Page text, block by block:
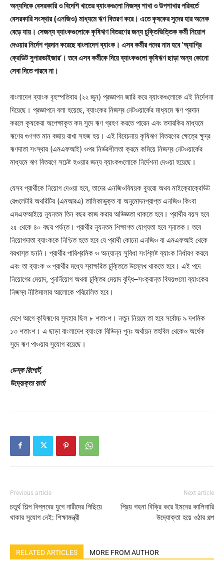
অন্যদিকে বেসরকারি ও বিদেশি খাতের ব্যাংকগুলো নিজস্ব শাখা ও উপশাখার পরিবর্তে
বেসরকারি সংস্থার (এনজিও) মাধ্যমে ঋণ বিতরণ করে। এতে কৃষকের সুদের হার অনেক
বেড়ে যায়। সেজন্য ব্যাংকগুলোকে কৃষিঋণ বিতরণের জন্য চুক্তিভিত্তিক কর্মী নিয়োগ
দেওয়ার নির্দেশ প্রদান করেছে বাংলাদেশ ব্যাংক। এসব কর্মীর পদের নাম হবে ‘অ্যাগ্রি
ক্রেডিট সুপারভাইজার’। তবে এসব কর্মীকে দিয়ে ব্যাংকগুলো কৃষিঋণ ছাড়া অন্য কোনো
সেবা দিতে পারবে না।
বাংলাদেশ ব্যাংক বৃহস্পতিবার (২২ জুন) প্রজ্ঞাপন জারি করে ব্যাংকগুলোকে এই নির্দেশনা
দিয়েছে। প্রজ্ঞাপনে বলা হয়েছে, ব্যাংকের নিজস্ব নেটওয়ার্কের মাধ্যমে ঋণ প্রদান
করলে কৃষকেরা অপেক্ষাকৃত কম সুদে ঋণ গ্রহণ করতে পারেন এবং তদারকির মাধ্যমে
ঋণের গুণগত মান বজায় রাখা সহজ হয়। এই বিবেচনায় কৃষিঋণ বিতরণের ক্ষেত্রে ক্ষুদ্র
ঋণদাতা সংস্থার (এমএফআই) ওপর নির্ভরশীলতা ক্রমে কমিয়ে নিজস্ব নেটওয়ার্কের
মাধ্যমে ঋণ বিতরণে সচেষ্ট হওয়ার জন্য ব্যাংকগুলোকে নির্দেশনা দেওয়া হয়েছে।
যেসব প্রার্থীকে নিয়োগ দেওয়া হবে, তাদের এনজিওবিষয়ক ব্যুরো অথব মাইক্রোক্রেডিট
রেগুলেটরি অথরিটির (এমআরএ) তালিকাভুক্ত বা অনুমোদনপ্রাপ্ত এনজিও কিংবা
এমএফআইয়ে ন্যূনতম তিন বছর কাজ করার অভিজ্ঞতা থাকতে হবে। প্রার্থীর বয়স হবে
২৫ থেকে ৪০ বছর পর্যন্ত। প্রার্থীর ন্যূনতম শিক্ষাগত যোগ্যতা হবে স্নাতক। তবে
নিয়োগদাতা ব্যাংককে নিশ্চিত হতে হবে যে প্রার্থী কোনো এনজিও বা এমএফআই থেকে
বরখাস্ত হননি। প্রার্থীর পারিশ্রমিক ও অন্যান্য সুবিধা সংশ্লিষ্ট ব্যাংক নির্ধারণ করবে
এবং তা ব্যাংক ও প্রার্থীর মধ্যে স্বাক্ষরিত চুক্তিতে উল্লেখ থাকতে হবে। এই পদে
নিয়োগের মেয়াদ, পুনর্নিয়োগ অথবা চুক্তির মেয়াদ বৃদ্ধি–সংক্রান্ত বিষয়গুলো ব্যাংকের
নিজস্ব নীতিমালার আলোকে পরিচালিত হবে।
দেশে আগে কৃষিঋণের সুদহার ছিল ৮ শতাংশ। নতুন নিয়মে তা হবে সর্বোচ্চ ৯ দশমিক
১৩ শতাংশ। এ ছাড়া বাংলাদেশ ব্যাংকে বিভিন্ন পুনঃ অর্থায়ন তহবিল থেকেও অর্ধেক
সুদে ঋণ পাওয়ার সুযোগ রয়েছে।
ডেস্ক রিপোর্ট,
উদ্যোক্তা বার্তা
Previous article
চতুর্থ শিল্প বিপ্লবের যুগে নারীদের পিছিয়ে
থাকার সুযোগ নেই: শিক্ষামন্ত্রী
Next article
প্রিয় গহনা বিক্রি করে ইমনের কালিনারি
উদ্যোক্তা হয়ে ওঠার গল্প
RELATED ARTICLES MORE FROM AUTHOR